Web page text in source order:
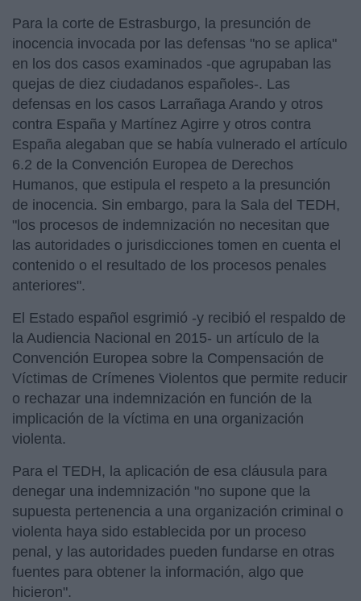
Para la corte de Estrasburgo, la presunción de
inocencia invocada por las defensas "no se aplica"
en los dos casos examinados -que agrupaban las
quejas de diez ciudadanos españoles-. Las
defensas en los casos Larrañaga Arando y otros
contra España y Martínez Agirre y otros contra
España alegaban que se había vulnerado el artículo
6.2 de la Convención Europea de Derechos
Humanos, que estipula el respeto a la presunción
de inocencia. Sin embargo, para la Sala del TEDH,
"los procesos de indemnización no necesitan que
las autoridades o jurisdicciones tomen en cuenta el
contenido o el resultado de los procesos penales
anteriores".
El Estado español esgrimió -y recibió el respaldo de
la Audiencia Nacional en 2015- un artículo de la
Convención Europea sobre la Compensación de
Víctimas de Crímenes Violentos que permite reducir
o rechazar una indemnización en función de la
implicación de la víctima en una organización
violenta.
Para el TEDH, la aplicación de esa cláusula para
denegar una indemnización "no supone que la
supuesta pertenencia a una organización criminal o
violenta haya sido establecida por un proceso
penal, y las autoridades pueden fundarse en otras
fuentes para obtener la información, algo que
hicieron".